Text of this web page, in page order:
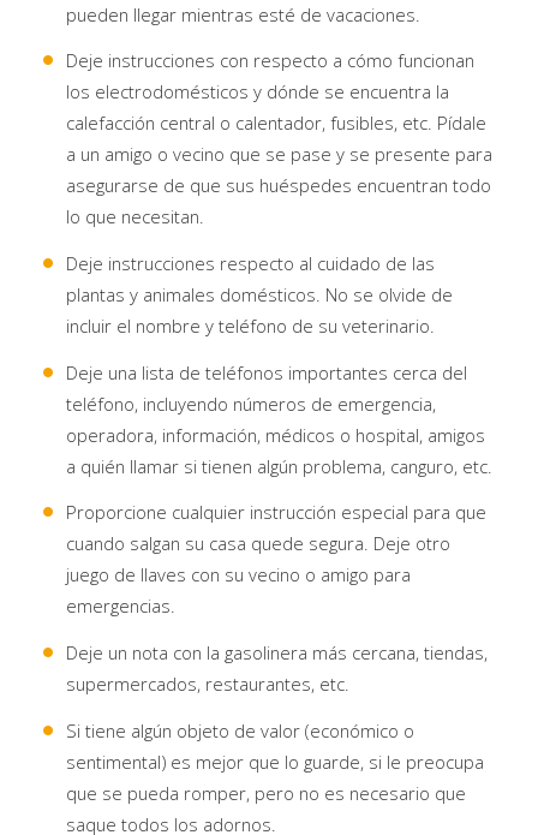
pueden llegar mientras esté de vacaciones.
Deje instrucciones con respecto a cómo funcionan
los electrodomésticos y dónde se encuentra la
calefacción central o calentador, fusibles, etc. Pídale
a un amigo o vecino que se pase y se presente para
asegurarse de que sus huéspedes encuentran todo
lo que necesitan.
Deje instrucciones respecto al cuidado de las
plantas y animales domésticos. No se olvide de
incluir el nombre y teléfono de su veterinario.
Deje una lista de teléfonos importantes cerca del
teléfono, incluyendo números de emergencia,
operadora, información, médicos o hospital, amigos
a quién llamar si tienen algún problema, canguro, etc.
Proporcione cualquier instrucción especial para que
cuando salgan su casa quede segura. Deje otro
juego de llaves con su vecino o amigo para
emergencias.
Deje un nota con la gasolinera más cercana, tiendas,
supermercados, restaurantes, etc.
Si tiene algún objeto de valor (económico o
sentimental) es mejor que lo guarde, si le preocupa
que se pueda romper, pero no es necesario que
saque todos los adornos.